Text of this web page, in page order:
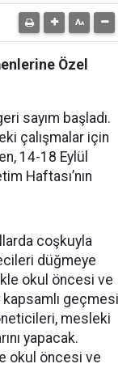
Özel
sayım başladı.
çalışmalar için
14-18 Eylül
Haftası’nın
coşkuyla
düğmeye
okul öncesi ve
geçmesi
mesleki
yapacak.
okul öncesi ve